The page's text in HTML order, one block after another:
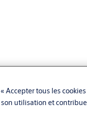
Accepter tous les
son utilisation et